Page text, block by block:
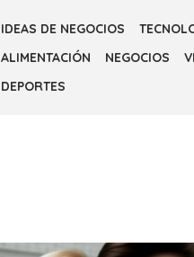
IDEAS DE NEGOCIOS
ALIMENTACIÓN
NEGOCIOS
DEPORTES